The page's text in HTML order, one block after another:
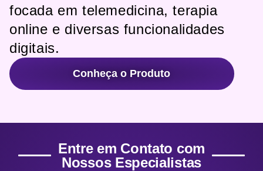
focada em telemedicina, terapia
online e diversas funcionalidades
digitais.
Conheça o Produto
Entre em Contato com
Nossos Especialistas